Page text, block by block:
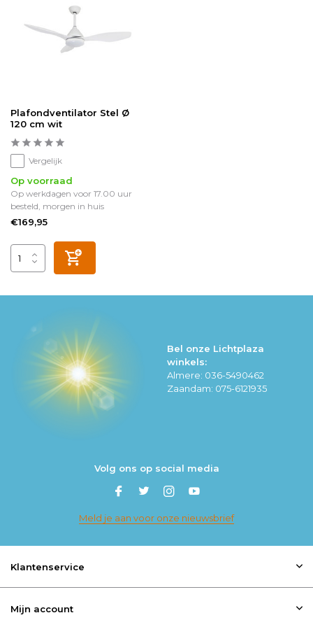
Plafondventilator Stel Ø
120 cm wit
Vergelijk
Op voorraad
Op werkdagen voor 17.00 uur
besteld, morgen in huis
€169,95
Bel onze Lichtplaza
winkels:
Almere: 036-5490462
Zaandam: 075-6121935
Volg ons op social media
Meld je aan voor onze nieuwsbrief
Klantenservice
Mijn account